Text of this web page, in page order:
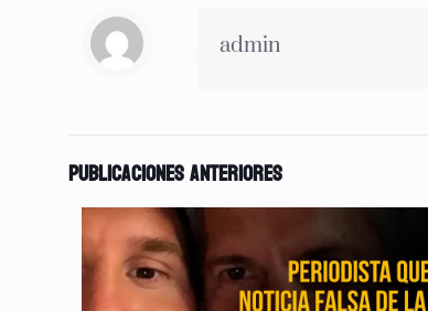
admin
Publicaciones anteriores